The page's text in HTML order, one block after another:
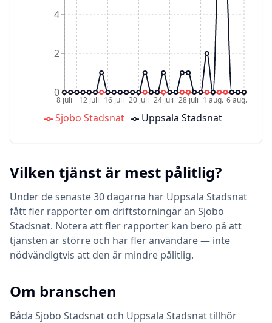
8 juli 12 juli 16 juli 20 juli 24 juli 28 juli 1 aug. 6 aug.
0
2
4
Sjobo Stadsnat Uppsala Stadsnat
Vilken tjänst är mest pålitlig?
Under de senaste 30 dagarna har Uppsala Stadsnat
fått fler rapporter om driftstörningar än Sjobo
Stadsnat. Notera att fler rapporter kan bero på att
tjänsten är större och har fler användare — inte
nödvändigtvis att den är mindre pålitlig.
Om branschen
Båda Sjobo Stadsnat och Uppsala Stadsnattillhör